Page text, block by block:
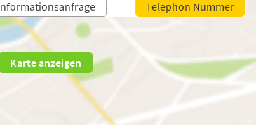
Telephon Nummer
Karte anzeigen